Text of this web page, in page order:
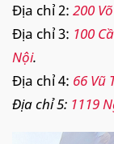
Địa chỉ 2: 200
Địa chỉ 3: 100
Nội.
Địa chỉ 4: 66 Vũ
Địa chỉ 5: 1119